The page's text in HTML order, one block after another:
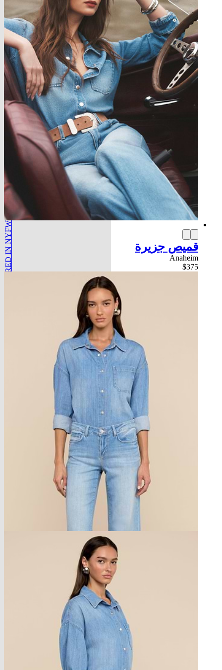
FEATURED IN NYFW قميص جزيرة
Anaheim
$375